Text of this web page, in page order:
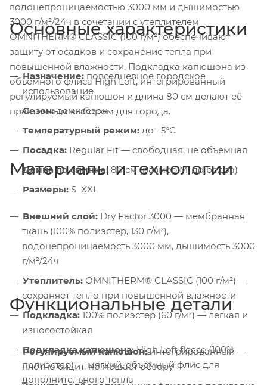
водонепроницаемостью 3000 мм и дышимостью
3000 г/м²/24ч в сочетании с утеплителем
OMNITHERM® CLASSIC (100 г/м²) обеспечивают
защиту от осадков и сохранение тепла при
повышенной влажности. Подкладка капюшона из
объёмного флиса High Loft, интегрированный
регулируемый капюшон и длина 80 см делают её
практичным выбором для города.
Основные характеристики
Назначение: повседневное городское
использование
Сезон:демисезон
Температурный режим: до –5°C
Посадка: Regular Fit — свободная, не объёмная
Длина по спинке: 80 см (размер M, до бедра)
Размеры: S–XXL
Материалы и технологии
Внешний слой: Dry Factor 3000 — мембранная
ткань (100% полиэстер, 130 г/м²),
водонепроницаемость 3000 мм, дышимость 3000
г/м²/24ч
Утеплитель: OMNITHERM® CLASSIC (100 г/м²) —
сохраняет тепло при повышенной влажности
Подкладка: 100% полиэстер (60 г/м²) — лёгкая и
износостойкая
Подкладка капюшона:High Loft fleece (100%
полиэстер) — мягкий, объёмный флис для
дополнительного тепла
Функциональные детали
Регулируемый капюшон:интегрированный —
плотно сидит, не мешает обзору